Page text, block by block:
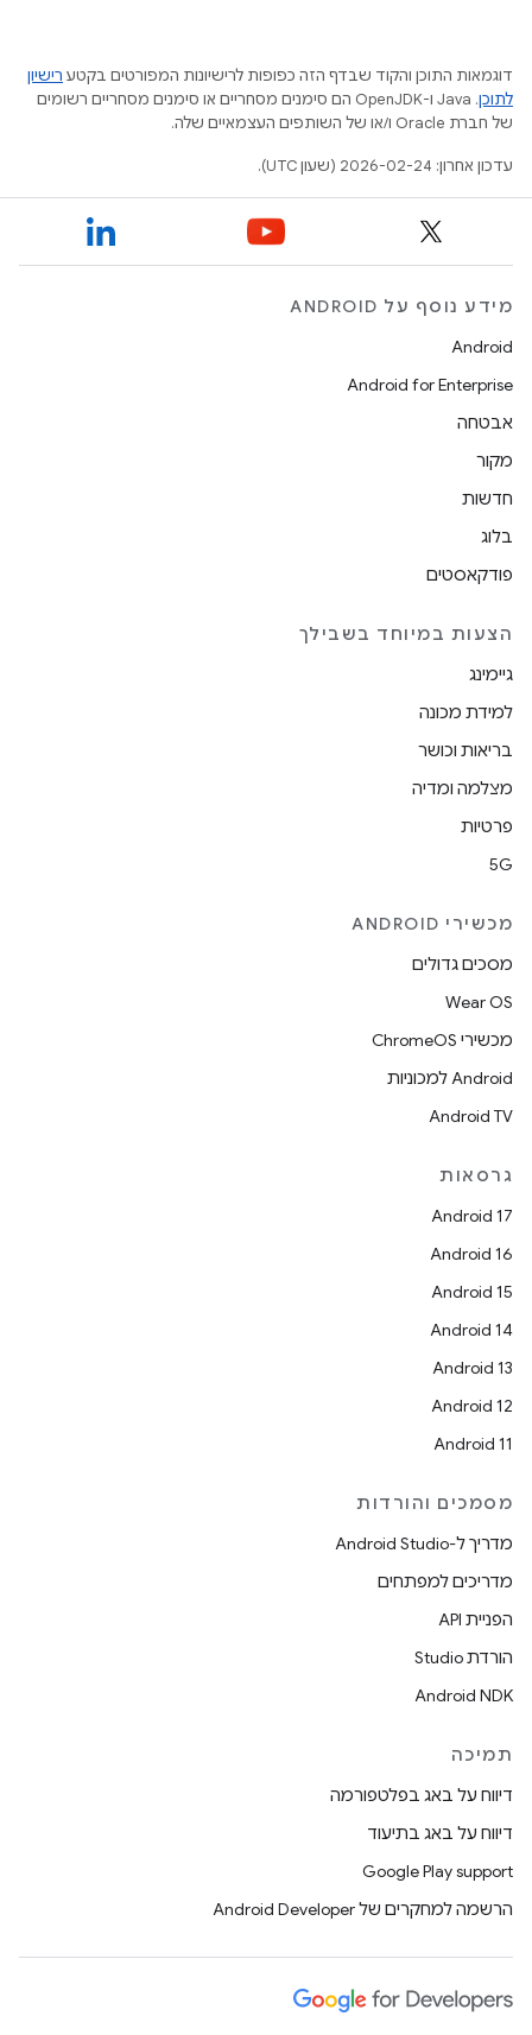
דוגמאות התוכן והקוד שבדף הזה כפופות לרישיונות המפורטים בקטע רישיון
לתוכן
.‏ Java ו-OpenJDK הם סימנים מסחריים או סימנים מסחריים רשומים
של חברת Oracle ו/או של השותפים העצמאיים שלה.
עדכון אחרון: 2026-02-24 (שעון UTC).
מידע נוסף על ANDROID
Android
Android for Enterprise
אבטחה
מקור
חדשות
בלוג
פודקאסטים
הצעות במיוחד בשבילך
גיימינג
למידת מכונה
בריאות וכושר
מצלמה ומדיה
פרטיות
5G
מכשירי ANDROID
מסכים גדולים
Wear OS
מכשירי ChromeOS
Android למכוניות
Android TV
גרסאות
Android 17
Android 16
Android 15
Android 14
Android 13
Android 12
Android 11
מסמכים והורדות
מדריך ל-Android Studio
מדריכים למפתחים
הפניית API
הורדת Studio
Android NDK
תמיכה
דיווח על באג בפלטפורמה
דיווח על באג בתיעוד
Google Play support
הרשמה למחקרים של Android Developer